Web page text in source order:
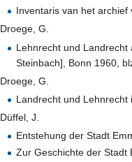
Inventaris van het
Droege, G.
Lehnrecht und Landrecht
Steinbach], Bonn 1960,
Droege, G.
Landrecht und Lehnrecht
Düffel, J.
Entstehung der Stadt
Zur Geschichte der Stadt